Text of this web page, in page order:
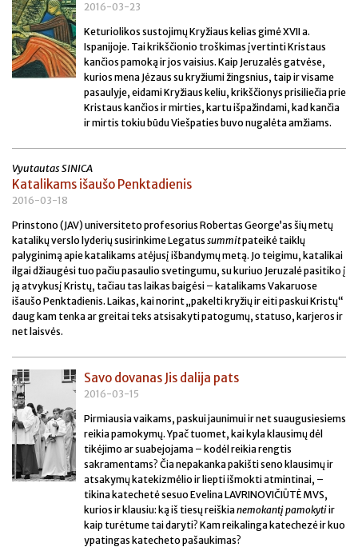
2016-03-23
Keturiolikos sustojimų Kryžiaus kelias gimė XVII a.
Ispanijoje. Tai krikščionio troškimas įvertinti Kristaus
kančios pamoką ir jos vaisius. Kaip Jeruzalės gatvėse,
kurios mena Jėzaus su kryžiumi žingsnius, taip ir visame
pasaulyje, eidami Kryžiaus keliu, krikščionys prisiliečia prie
Kristaus kančios ir mirties, kartu išpažindami, kad kančia
ir mirtis tokiu būdu Viešpaties buvo nugalėta amžiams.
Vyutautas SINICA
Katalikams išaušo Penktadienis
2016-03-18
Prinstono (JAV) universiteto profesorius Robertas George’as šių metų
katalikų verslo lyderių susirinkime Legatus summitpateikė taiklų
palyginimą apie katalikams atėjusį išbandymų metą. Jo teigimu, katalikai
ilgai džiaugėsi tuo pačiu pasaulio svetingumu, su kuriuo Jeruzalė pasitiko į
ją atvykusį Kristų, tačiau tas laikas baigėsi – katalikams Vakaruose
išaušo Penktadienis. Laikas, kai norint „pakelti kryžių ir eiti paskui Kristų“
daug kam tenka ar greitai teks atsisakyti patogumų, statuso, karjeros ir
net laisvės.
Savo dovanas Jis dalija pats
2016-03-15
Pirmiausia vaikams, paskui jaunimui ir net suaugusiesiems
reikia pamokymų. Ypač tuomet, kai kyla klausimų dėl
tikėjimo ar suabejojama – kodėl reikia rengtis
sakramentams? Čia nepakanka pakišti seno klausimų ir
atsakymų katekizmėlio ir liepti išmokti atmintinai, –
tikina katechetė sesuo Evelina LAVRINOVIČIŪTĖ MVS,
kurios ir klausiu: ką iš tiesų reiškianemokantį pamokytiir
kaip turėtume tai daryti? Kam reikalinga katechezė ir kuo
ypatingas katecheto pašaukimas?